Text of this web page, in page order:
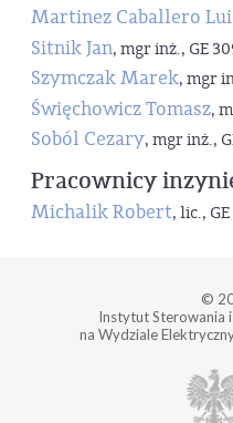
Martinez Caballero
Sitnik Jan, mgr inż., GE
Szymczak Marek, mgr
Święchowicz Tomasz,
Soból Cezary, mgr inż.,
Pracownicy
Michalik Robert, lic.,
©
Instytut Sterowania
na Wydziale